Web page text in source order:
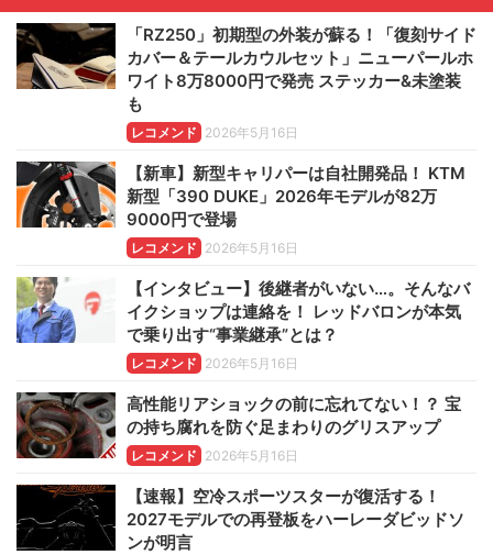
「RZ250」初期型の外装が蘇る！「復刻サイド
カバー＆テールカウルセット」ニューパールホ
ワイト8万8000円で発売 ステッカー&未塗装
も
レコメンド 2026年5月16日
【新車】新型キャリパーは自社開発品！ KTM
新型「390 DUKE」2026年モデルが82万
9000円で登場
レコメンド 2026年5月16日
【インタビュー】後継者がいない…。そんなバ
イクショップは連絡を！ レッドバロンが本気
で乗り出す“事業継承”とは？
レコメンド 2026年5月16日
高性能リアショックの前に忘れてない！？ 宝
の持ち腐れを防ぐ足まわりのグリスアップ
レコメンド 2026年5月16日
【速報】空冷スポーツスターが復活する！
2027モデルでの再登板をハーレーダビッドソ
ンが明言